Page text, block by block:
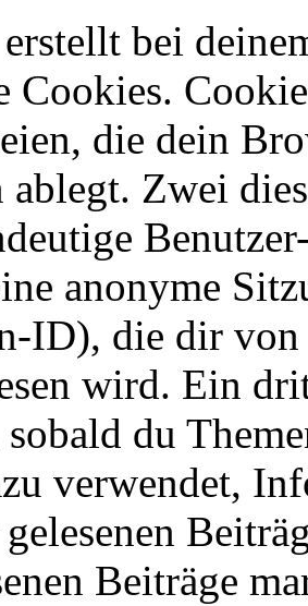
bei
Cookies.
die dein
ablegt. Zwei
anonyme
ID), die dir
wird. Ein
du
verwendet,
Beiträge